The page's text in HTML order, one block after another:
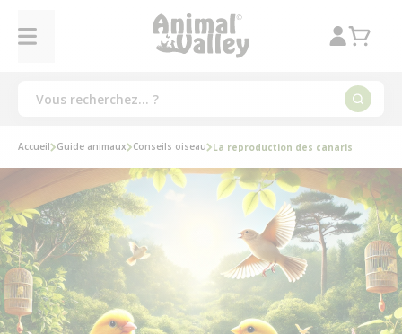
Accueil Guide animaux Conseils oiseau La reproduction des canaris